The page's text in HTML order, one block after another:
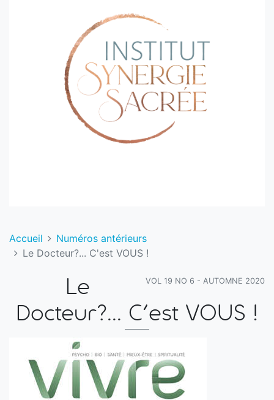
Accueil
Numéros antérieurs
Le Docteur?... C'est VOUS !
VOL 19 NO 6 - AUTOMNE 2020
Le
Docteur?... C'est VOUS !